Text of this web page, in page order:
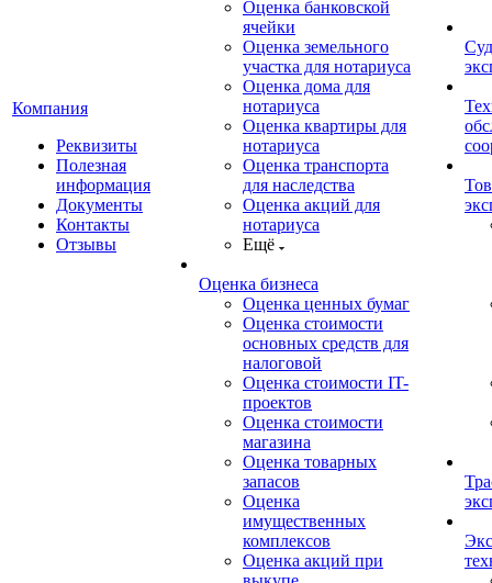
Компания
Реквизиты
Полезная
информация
Документы
Контакты
Отзывы
Оценка банковской
ячейки
Оценка земельного
участка для нотариуса
Оценка дома для
нотариуса
Оценка квартиры для
нотариуса
Оценка транспорта
для наследства
Оценка акций для
нотариуса
Ещё
Оценка бизнеса
Оценка ценных бумаг
Оценка стоимости
основных средств для
налоговой
Оценка стоимости IT-
проектов
Оценка стоимости
магазина
Оценка товарных
запасов
Оценка
имущественных
комплексов
Оценка акций при